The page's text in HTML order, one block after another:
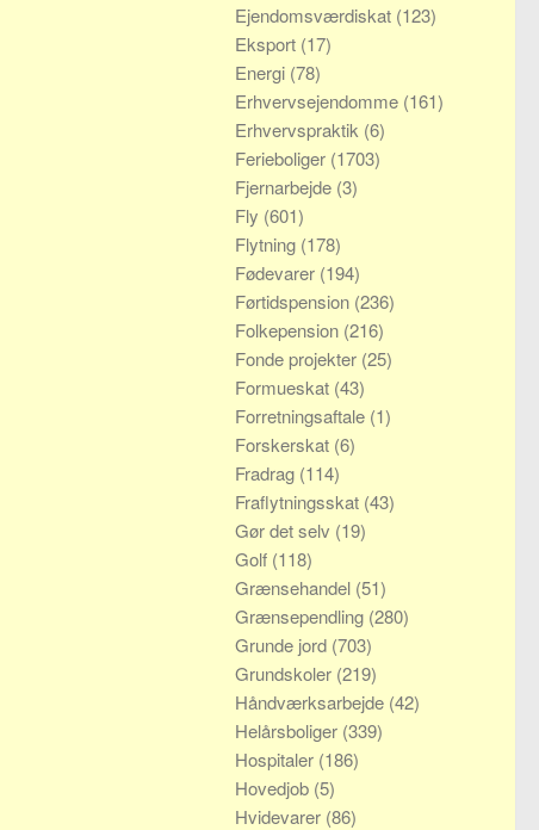
Ejendomsværdiskat (123)
Eksport (17)
Energi (78)
Erhvervsejendomme (161)
Erhvervspraktik (6)
Ferieboliger (1703)
Fjernarbejde (3)
Fly (601)
Flytning (178)
Fødevarer (194)
Førtidspension (236)
Folkepension (216)
Fonde projekter (25)
Formueskat (43)
Forretningsaftale (1)
Forskerskat (6)
Fradrag (114)
Fraflytningsskat (43)
Gør det selv (19)
Golf (118)
Grænsehandel (51)
Grænsependling (280)
Grunde jord (703)
Grundskoler (219)
Håndværksarbejde (42)
Helårsboliger (339)
Hospitaler (186)
Hovedjob (5)
Hvidevarer (86)